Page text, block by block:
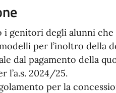
i genitori degli alunni che
per l’inoltro della
dal pagamento della
l’a.s. 2024/25.
per la